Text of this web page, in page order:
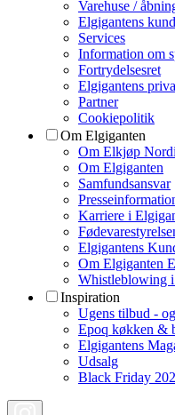
Varehuse /
Elgigantens
Services
Information om
Fortrydelsesret
Elgigantens
Partner
Cookiepolitik
Om Elgiganten
Om Elkjøp
Om Elgiganten
Samfundsansvar
Karriere i
Elgigantens
Om Elgiganten
Whistleblowing i
Inspiration
Ugens tilbud -
Epoq køkken &
Elgigantens
Udsalg
Black Friday